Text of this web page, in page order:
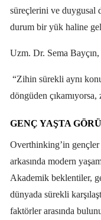
süreçlerini ve duygusal
durum bir yük haline
Uzm. Dr. Sema
“Zihin sürekli aynı
döngüden
GENÇ YAŞTA
Overthinking’in gençler
arkasında modern
Akademik beklentiler,
dünyada sürekli
faktörler arasında